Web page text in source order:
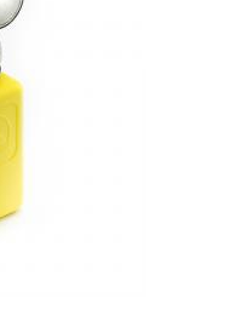
1010 Ω/sq
vlastnostmi Barva: